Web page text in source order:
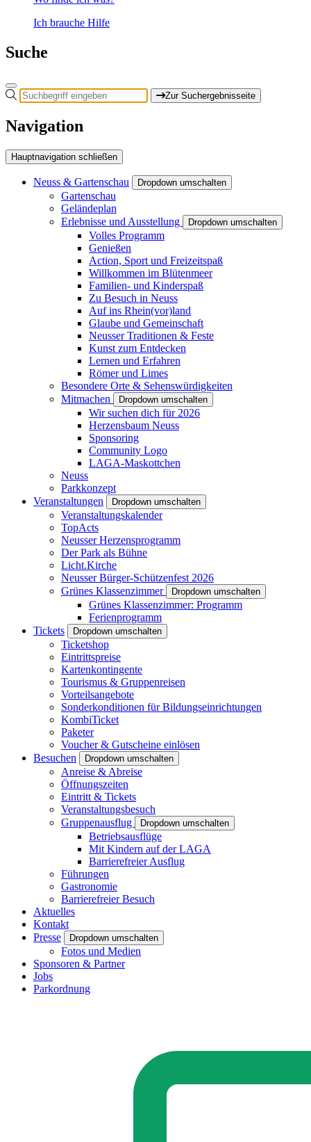
Ich brauche Hilfe
Suche
Zur Suchergebnisseite
Navigation
Hauptnavigation schließen
Neuss & Gartenschau Dropdown umschalten
Gartenschau
Geländeplan
Erlebnisse und Ausstellung
Dropdown umschalten
Volles Programm
Genießen
Action, Sport und Freizeitspaß
Willkommen im Blütenmeer
Familien- und Kinderspaß
Zu Besuch in Neuss
Auf ins Rhein(vor)land
Glaube und Gemeinschaft
Neusser Traditionen & Feste
Kunst zum Entdecken
Lernen und Erfahren
Römer und Limes
Besondere Orte & Sehenswürdigkeiten
Mitmachen
Dropdown umschalten
Wir suchen dich für 2026
Herzensbaum Neuss
Sponsoring
Community Logo
LAGA-Maskottchen
Neuss
Parkkonzept
Veranstaltungen
Dropdown umschalten
Veranstaltungskalender
TopActs
Neusser Herzensprogramm
Der Park als Bühne
Licht.Kirche
Neusser Bürger-Schützenfest 2026
Grünes Klassenzimmer
Dropdown umschalten
Grünes Klassenzimmer: Programm
Ferienprogramm
Tickets
Dropdown umschalten
Ticketshop
Eintrittspreise
Kartenkontingente
Tourismus & Gruppenreisen
Vorteilsangebote
Sonderkonditionen für Bildungseinrichtungen
KombiTicket
Paketer
Voucher & Gutscheine einlösen
Besuchen
Dropdown umschalten
Anreise & Abreise
Öffnungszeiten
Eintritt & Tickets
Veranstaltungsbesuch
Gruppenausflug
Dropdown umschalten
Betriebsausflüge
Mit Kindern auf der LAGA
Barrierefreier Ausflug
Führungen
Gastronomie
Barrierefreier Besuch
Aktuelles
Kontakt
Presse
Dropdown umschalten
Fotos und Medien
Sponsoren & Partner
Jobs
Parkordnung